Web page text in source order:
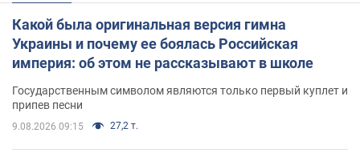
Какой была оригинальная версия гимна
Украины и почему ее боялась Российская
империя: об этом не рассказывают в школе
Государственным символом являются только первый куплет и
припев песни
9.08.2026 09:15 27,2 т.